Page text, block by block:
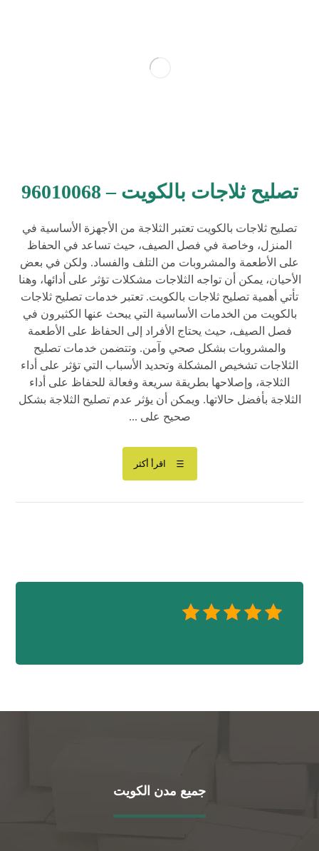
تصليح ثلاجات بالكويت – 96010068
تصليح ثلاجات بالكويت تعتبر الثلاجة من الأجهزة الأساسية في
المنزل، وخاصة في فصل الصيف، حيث تساعد في الحفاظ
على الأطعمة والمشروبات من التلف والفساد. ولكن في بعض
الأحيان، يمكن أن تواجه الثلاجات مشكلات تؤثر على أدائها، وهنا
تأتي أهمية تصليح ثلاجات بالكويت. تعتبر خدمات تصليح ثلاجات
بالكويت من الخدمات الأساسية التي يبحث عنها الكثيرون في
فصل الصيف، حيث يحتاج الأفراد إلى الحفاظ على الأطعمة
والمشروبات بشكل صحي وآمن. وتتضمن خدمات تصليح
الثلاجات تشخيص المشكلة وتحديد الأسباب التي تؤثر على أداء
الثلاجة، وإصلاحها بطريقة سريعة وفعالة للحفاظ على أداء
الثلاجة بأفضل حالاتها. ويمكن أن يؤثر عدم تصليح الثلاجة بشكل
صحيح على ...
اقرأ أكثر
جميع مدن الكويت